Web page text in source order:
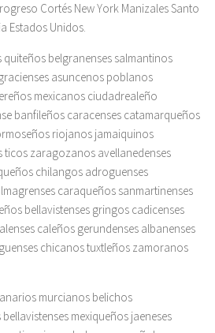
Cortés New York Manizales Santo
Estados Unidos.
belgranenses salmantinos
asuncenos poblanos
mexicanos ciudadrealeño
banfileños caracenses catamarqueños
riojanos jamaiquinos
zaragozanos avellanedenses
chilangos adroguenses
caraqueños sanmartinenses
bellavistenses gringos cadicenses
caleños gerundenses albanenses
chicanos tuxtleños zamoranos
murcianos belichos
mexiqueños jaeneses